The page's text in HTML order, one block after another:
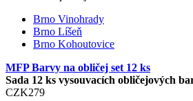
Brno Vinohrady
Brno Líšeň
Brno Kohoutovice
MFP Barvy na obličej set 12 ks
Sada 12 ks vysouvacích obličejových
CZK279